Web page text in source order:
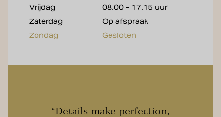
Vrijdag
08.00 - 17.15 uur
Zaterdag
Op afspraak
Zondag
Gesloten
“Details make perfection,